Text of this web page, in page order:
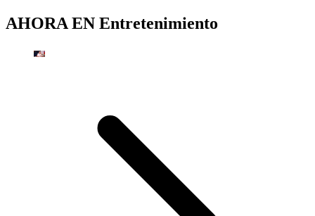
AHORA EN Entretenimiento